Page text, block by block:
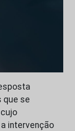
que se
intervenção